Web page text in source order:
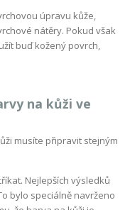
úpravu kůže,
nátěry. Pokud však
buď kožený povrch,
na kůži ve
musíte připravit stejným
Nejlepších výsledků
bylo speciálně navrženo